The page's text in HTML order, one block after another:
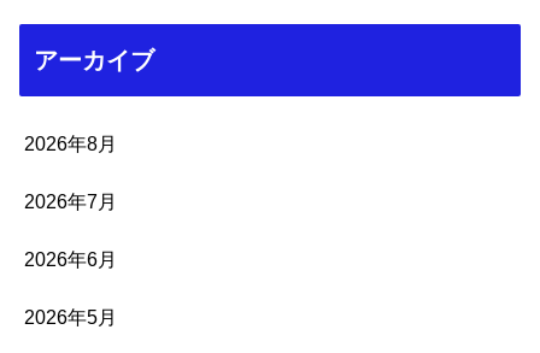
アーカイブ
2026年8月
2026年7月
2026年6月
2026年5月